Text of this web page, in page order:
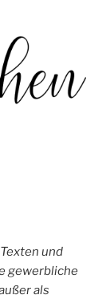
und
gewerbliche
als